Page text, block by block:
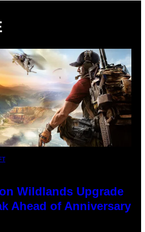
Wildlands Upgrade
Ahead of Anniversary